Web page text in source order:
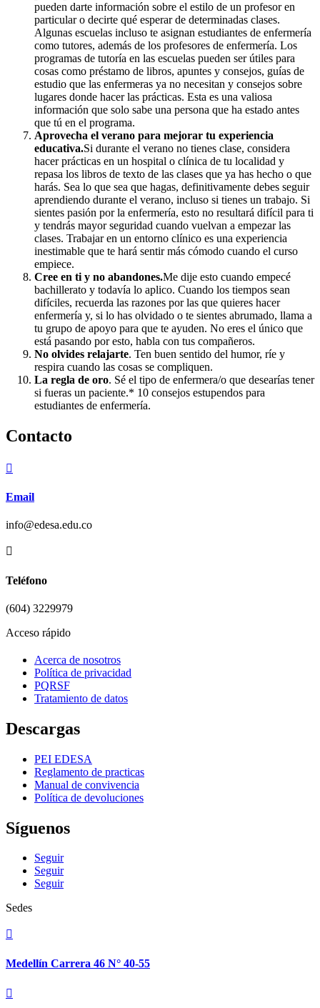
pueden darte información sobre el estilo de un profesor en
particular o decirte qué esperar de determinadas clases.
Algunas escuelas incluso te asignan estudiantes de enfermería
como tutores, además de los profesores de enfermería. Los
programas de tutoría en las escuelas pueden ser útiles para
cosas como préstamo de libros, apuntes y consejos, guías de
estudio que las enfermeras ya no necesitan y consejos sobre
lugares donde hacer las prácticas. Esta es una valiosa
información que solo sabe una persona que ha estado antes
que tú en el programa.
Aprovecha el verano para mejorar tu experiencia
educativa.Si durante el verano no tienes clase, considera
hacer prácticas en un hospital o clínica de tu localidad y
repasa los libros de texto de las clases que ya has hecho o que
harás. Sea lo que sea que hagas, definitivamente debes seguir
aprendiendo durante el verano, incluso si tienes un trabajo. Si
sientes pasión por la enfermería, esto no resultará difícil para ti
y tendrás mayor seguridad cuando vuelvan a empezar las
clases. Trabajar en un entorno clínico es una experiencia
inestimable que te hará sentir más cómodo cuando el curso
empiece.
Cree en ti y no abandones.Me dije esto cuando empecé
bachillerato y todavía lo aplico. Cuando los tiempos sean
difíciles, recuerda las razones por las que quieres hacer
enfermería y, si lo has olvidado o te sientes abrumado, llama a
tu grupo de apoyo para que te ayuden. No eres el único que
está pasando por esto, habla con tus compañeros.
No olvides relajarte. Ten buen sentido del humor, ríe y
respira cuando las cosas se compliquen.
La regla de oro. Sé el tipo de enfermera/o que desearías tener
si fueras un paciente.* 10 consejos estupendos para
estudiantes de enfermería.
Contacto

Email
info@edesa.edu.co

Teléfono
(604) 3229979
Acceso rápido
Acerca de nosotros
Política de privacidad
PQRSF
Tratamiento de datos
Descargas
PEI EDESA
Reglamento de practicas
Manual de convivencia
Política de devoluciones
Síguenos
Seguir
Seguir
Seguir
Sedes

Medellín Carrera 46 N° 40-55
